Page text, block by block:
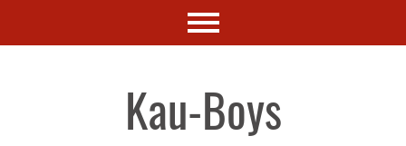
Kau-Boys